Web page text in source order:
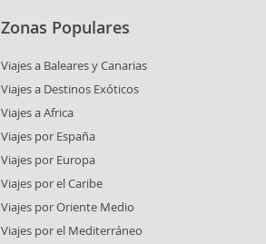
Zonas Populares
Viajes a Baleares y Canarias
Viajes a Destinos Exóticos
Viajes a Africa
Viajes por España
Viajes por Europa
Viajes por el Caribe
Viajes por Oriente Medio
Viajes por el Mediterráneo